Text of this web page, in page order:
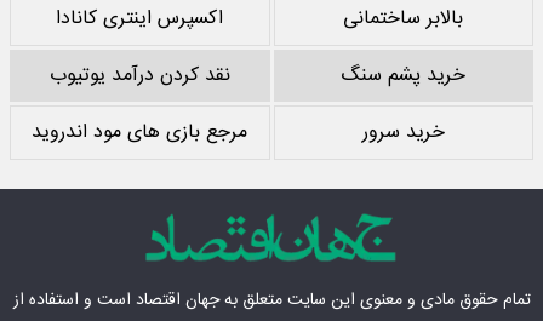
بالابر ساختمانی
اکسپرس اینتری کانادا
خرید پشم سنگ
نقد کردن درآمد یوتیوب
خرید سرور
مرجع بازی های مود اندروید
تمام حقوق مادی‌ و معنوی این سایت متعلق بهجهان اقتصاد است و استفاده از